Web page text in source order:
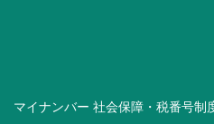
マイナンバー 社会保障・税番号制